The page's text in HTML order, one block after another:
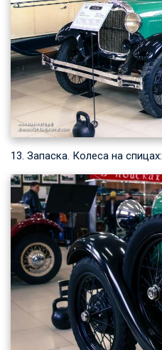
13. Запаска. Колеса на спицах: